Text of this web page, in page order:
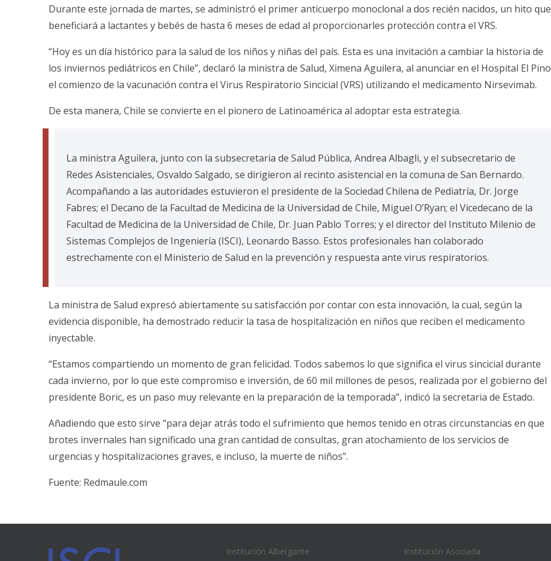
Durante este jornada de martes, se administró el primer anticuerpo monoclonal a dos recién nacidos, un hito que
beneficiará a lactantes y bebés de hasta 6 meses de edad al proporcionarles protección contra el VRS.
“Hoy es un día histórico para la salud de los niños y niñas del país. Esta es una invitación a cambiar la historia de
los inviernos pediátricos en Chile”, declaró la ministra de Salud, Ximena Aguilera, al anunciar en el Hospital El Pino
el comienzo de la vacunación contra el Virus Respiratorio Sincicial (VRS) utilizando el medicamento Nirsevimab.
De esta manera, Chile se convierte en el pionero de Latinoamérica al adoptar esta estrategia.
La ministra Aguilera, junto con la subsecretaria de Salud Pública, Andrea Albagli, y el subsecretario de
Redes Asistenciales, Osvaldo Salgado, se dirigieron al recinto asistencial en la comuna de San Bernardo.
Acompañando a las autoridades estuvieron el presidente de la Sociedad Chilena de Pediatría, Dr. Jorge
Fabres; el Decano de la Facultad de Medicina de la Universidad de Chile, Miguel O’Ryan; el Vicedecano de la
Facultad de Medicina de la Universidad de Chile, Dr. Juan Pablo Torres; y el director del Instituto Milenio de
Sistemas Complejos de Ingeniería (ISCI), Leonardo Basso. Estos profesionales han colaborado
estrechamente con el Ministerio de Salud en la prevención y respuesta ante virus respiratorios.
La ministra de Salud expresó abiertamente su satisfacción por contar con esta innovación, la cual, según la
evidencia disponible, ha demostrado reducir la tasa de hospitalización en niños que reciben el medicamento
inyectable.
“Estamos compartiendo un momento de gran felicidad. Todos sabemos lo que significa el virus sincicial durante
cada invierno, por lo que este compromiso e inversión, de 60 mil millones de pesos, realizada por el gobierno del
presidente Boric, es un paso muy relevante en la preparación de la temporada”, indicó la secretaria de Estado.
Añadiendo que esto sirve “para dejar atrás todo el sufrimiento que hemos tenido en otras circunstancias en que
brotes invernales han significado una gran cantidad de consultas, gran atochamiento de los servicios de
urgencias y hospitalizaciones graves, e incluso, la muerte de niños”.
Fuente: Redmaule.com
Institución Albergante Institución Asociada